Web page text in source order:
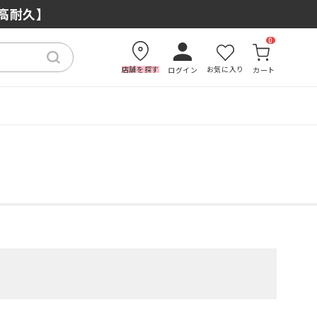
久】
すすめの理由
店舗を探す ログイン お気に入り カート
0